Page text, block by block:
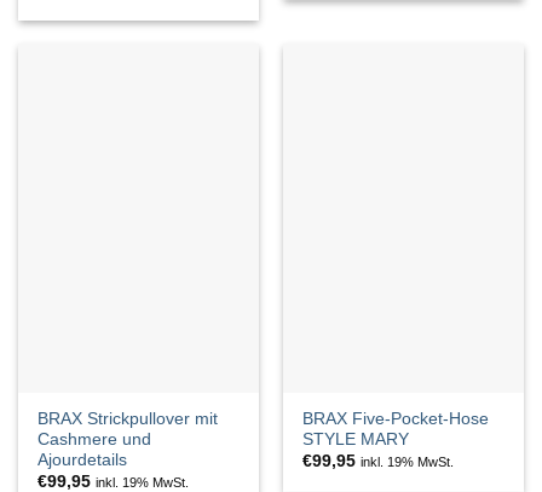
BRAX Strickpullover mit
Cashmere und
Ajourdetails
€99,95 inkl. 19% MwSt.
BRAX Five-Pocket-Hose
STYLE MARY
€99,95 inkl. 19% MwSt.